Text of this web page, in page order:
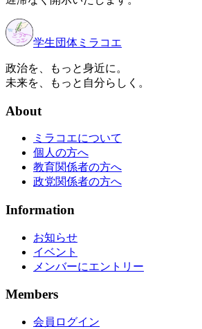
学生団体 ミラコエ
政治を、もっと身近に。
未来を、もっと自分らしく。
About
ミラコエについて
個人の方へ
教育関係者の方へ
政党関係者の方へ
Information
お知らせ
イベント
メンバーにエントリー
Members
会員ログイン